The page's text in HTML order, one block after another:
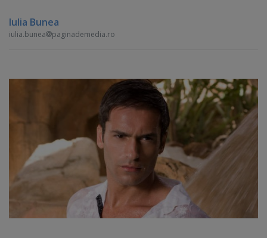
Iulia Bunea
iulia.bunea paginademedia.ro